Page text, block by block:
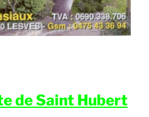
de Saint Hubert